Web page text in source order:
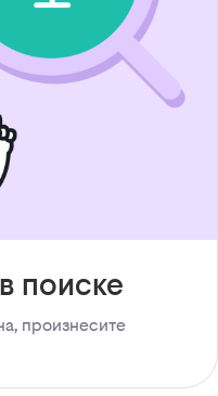
поиске
произнесите